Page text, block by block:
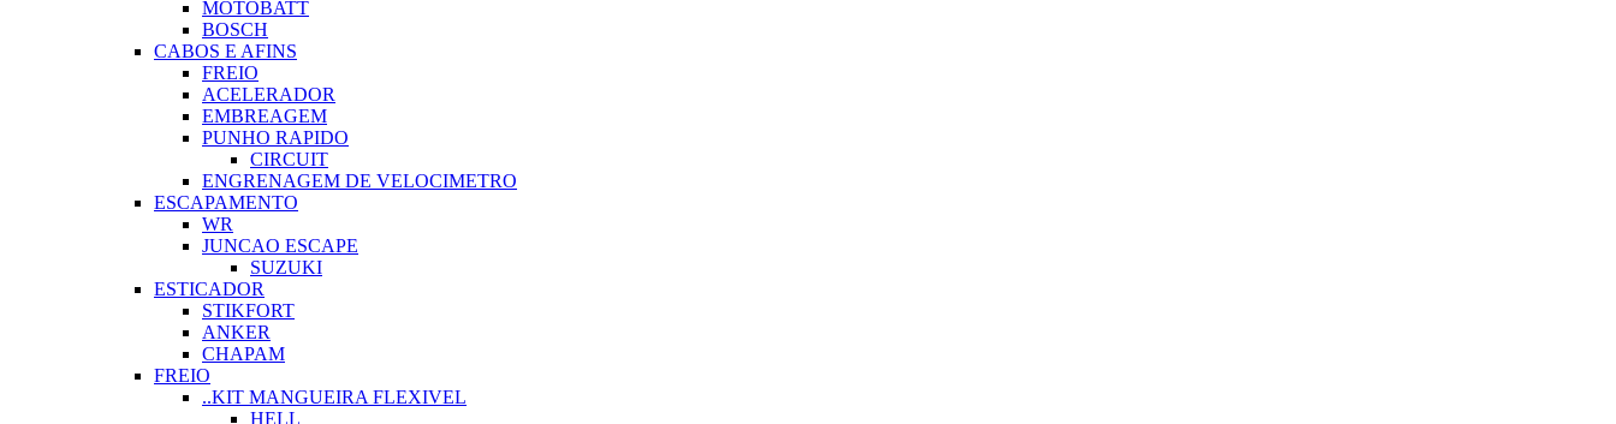
MOTOBATT
BOSCH
CABOS E AFINS
FREIO
ACELERADOR
EMBREAGEM
PUNHO RAPIDO
CIRCUIT
ENGRENAGEM DE VELOCIMETRO
ESCAPAMENTO
WR
JUNCAO ESCAPE
SUZUKI
ESTICADOR
STIKFORT
ANKER
CHAPAM
FREIO
..KIT MANGUEIRA FLEXIVEL
HELL